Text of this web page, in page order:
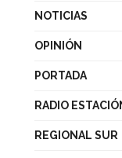
NOTICIAS
OPINIÓN
PORTADA
RADIO
REGIONAL SUR